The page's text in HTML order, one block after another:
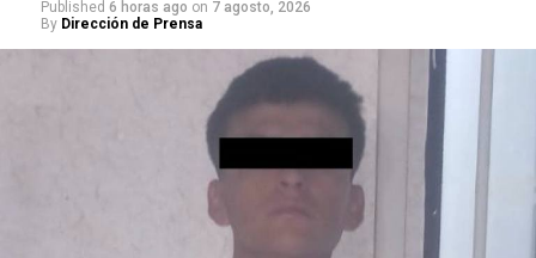
DESTACADO LEÓN
RESULTADOS SEGURIDAD
DOS HOMBRES ARMADOS Y EN POSESIÓN DE DROGA
FUERON DETENIDOS POR LA POLICÍA DE LEÓN
LA POLICÍA DE LEÓN ASEGURÓ MÁS DE 20 MIL LITROS DE
Published 6 horas ago on 7 agosto, 2026
By Dirección de Prensa